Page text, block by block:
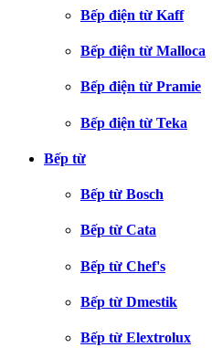
Bếp điện từ Kaff
Bếp điện từ Malloca
Bếp điện từ Pramie
Bếp điện từ Teka
Bếp từ
Bếp từ Bosch
Bếp từ Cata
Bếp từ Chef's
Bếp từ Dmestik
Bếp từ Elextrolux